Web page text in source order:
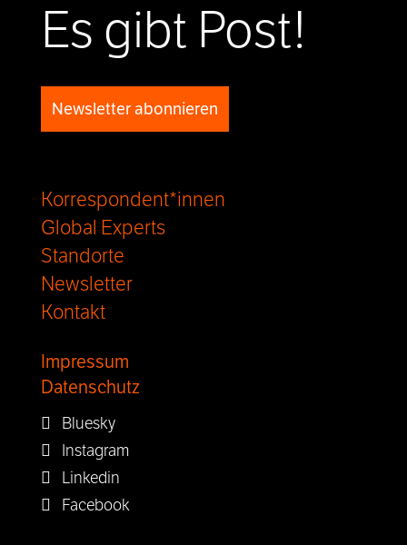
Es gibt Post!
Newsletter abonnieren
Korrespondent*innen
Global Experts
Standorte
Newsletter
Kontakt
Impressum
Datenschutz
Bluesky
Instagram
Linkedin
Facebook